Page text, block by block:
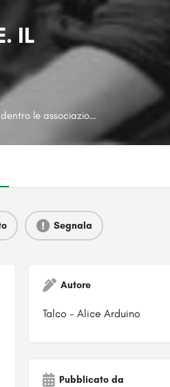
IL
La storia delle persone Transessuali non nasce nei buoni salotti borghesi o dentro le associazioni, ma sulla strada, nelle baracche, nelle carceri, nei manicomi. Qui si forma il loro orgoglio, il loro Pride! La vita per una persona trans negli anni '
Segnala
Autore
Talco - Alice Arduino
Pubblicato da